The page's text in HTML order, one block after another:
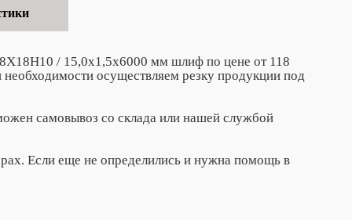
/ 15,0х1,5х6000 мм шлиф по цене от 118
осуществляем резку продукции под
самовывоз со склада или нашей службой
Если еще не определились и нужна помощь в